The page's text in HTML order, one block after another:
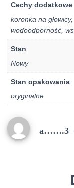
Cechy dodatkowe
koronka na
wodoodporność,
Stan
Nowy
Stan opakowania
oryginalne
a…….3